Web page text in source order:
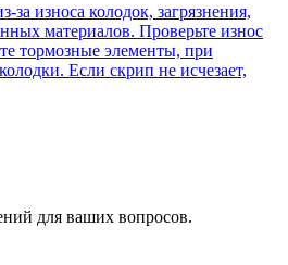
за износа колодок, загрязнения,
материалов. Проверьте износ
тормозные элементы, при
Если скрип не исчезает,
для ваших вопросов.